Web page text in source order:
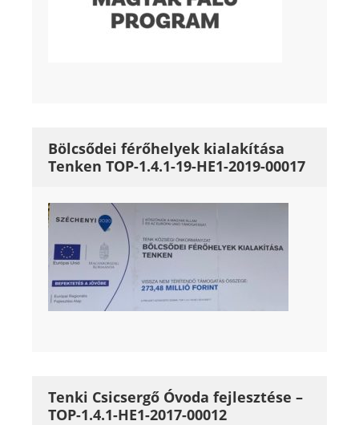
Bölcsődei férőhelyek kialakítása
Tenken TOP-1.4.1-19-HE1-2019-00017
Tenki Csicsergő Óvoda fejlesztése –
TOP-1.4.1-HE1-2017-00012